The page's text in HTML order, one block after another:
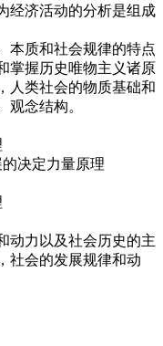
经济活动的分析是组成
本质和社会规律的特点
掌握历史唯物主义诸原
人类社会的物质基础和
观念结构。
决定力量原理
动力以及社会历史的主
社会的发展规律和动